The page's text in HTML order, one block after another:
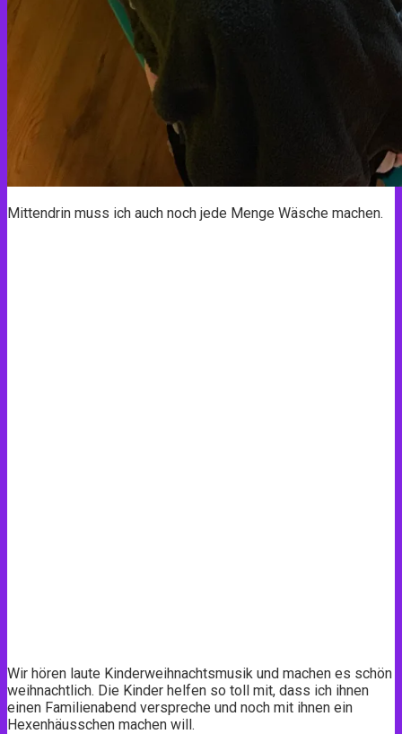
Mittendrin muss ich auch noch jede Menge Wäsche machen.
Wir hören laute Kinderweihnachtsmusik und machen es schön
weihnachtlich. Die Kinder helfen so toll mit, dass ich ihnen
einen Familienabend verspreche und noch mit ihnen ein
Hexenhäusschen machen will.